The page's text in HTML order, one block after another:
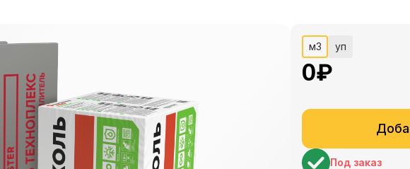
м3 уп
0₽
Под заказ